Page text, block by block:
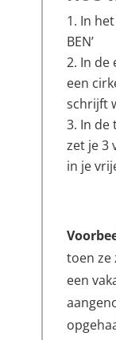
In
BEN’
In de
een
schrijft
In de
zet je 3
in je
toen ze
een